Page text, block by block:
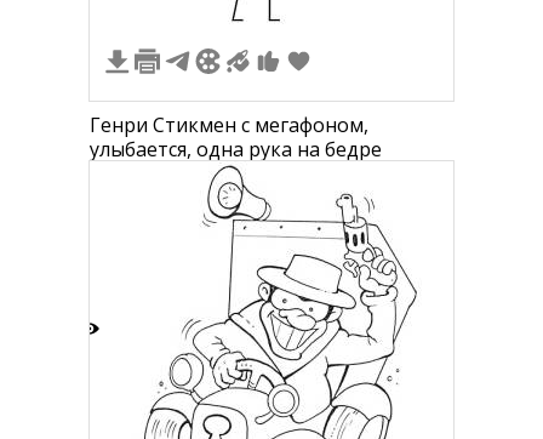
Генри Стикмен с мегафоном,
улыбается, одна рука на бедре